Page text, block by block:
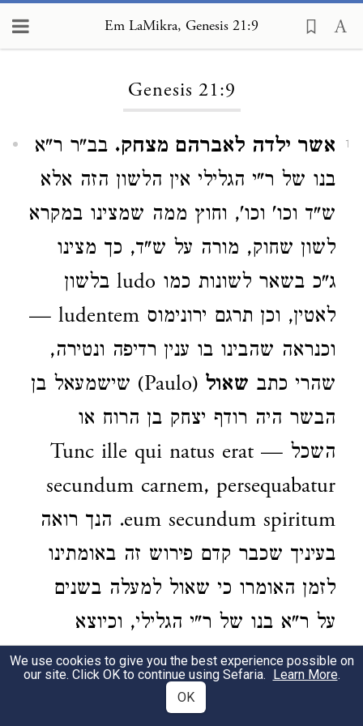
Em LaMikra, Genesis 21:9
Genesis 21:9
1 אשר ילדה לאברהם מצחק. בב"ר ר"א
בנו של ר"י הגלילי אין הלשון הזה אלא
ש"ד וכו' וכו', וחוץ ממה שמצינו במקרא
לשון שחוק, מורה על ש"ד, כך מצינו
ג"כ בשאר לשונות כמו ludo בלשון
לאטין, וכן תרגם ירונימוס ludentem —
וכנראה שהבינו בו ענין רדיפה ונטירה,
שהרי כתב שאול
(Paulo) שישמעאל בן
הבשר היה רודף יצחק בן הרוח או
השכל — Tunc ille qui natus erat
secundum carnem, persequabatur
eum secundum spiritum. הנך רואה
בעיניך שכבר קדם פירוש זה באומתינו
לזמן האומרו כי שאול למעלה בשנים
על ר"א בנו של ר"י הגלילי, וכיוצא
מהערות אלה כתובות לרוב בזכרונותי,
ומזה תקיש לכל שאר פירושי אז"ל
We use cookies to give you the best experience possible on
our site. Click OK to continue using Sefaria. Learn More.
OK